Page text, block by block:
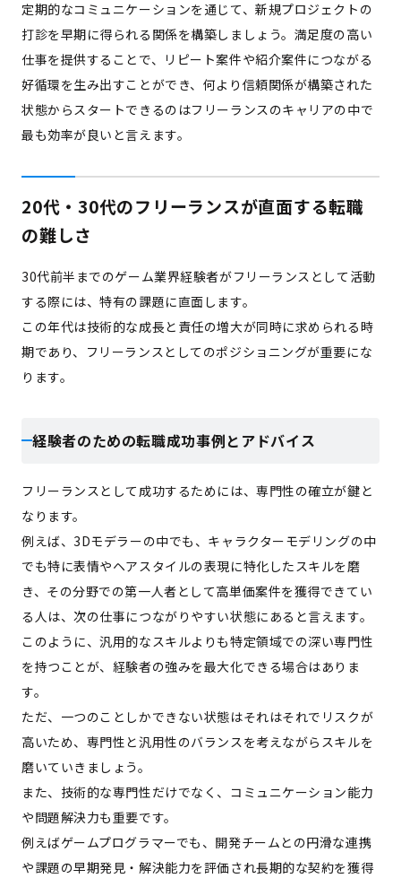
定期的なコミュニケーションを通じて、新規プロジェクトの
打診を早期に得られる関係を構築しましょう。満足度の高い
仕事を提供することで、リピート案件や紹介案件につながる
好循環を生み出すことができ、何より信頼関係が構築された
状態からスタートできるのはフリーランスのキャリアの中で
最も効率が良いと言えます。
20代・30代のフリーランスが直面する転職
の難しさ
30代前半までのゲーム業界経験者がフリーランスとして活動
する際には、特有の課題に直面します。
この年代は技術的な成長と責任の増大が同時に求められる時
期であり、フリーランスとしてのポジショニングが重要にな
ります。
経験者のための転職成功事例とアドバイス
フリーランスとして成功するためには、専門性の確立が鍵と
なります。
例えば、3Dモデラーの中でも、キャラクターモデリングの中
でも特に表情やヘアスタイルの表現に特化したスキルを磨
き、その分野での第一人者として高単価案件を獲得できてい
る人は、次の仕事につながりやすい状態にあると言えます。
このように、汎用的なスキルよりも特定領域での深い専門性
を持つことが、経験者の強みを最大化できる場合はありま
す。
ただ、一つのことしかできない状態はそれはそれでリスクが
高いため、専門性と汎用性のバランスを考えながらスキルを
磨いていきましょう。
また、技術的な専門性だけでなく、コミュニケーション能力
や問題解決力も重要です。
例えばゲームプログラマーでも、開発チームとの円滑な連携
や課題の早期発見・解決能力を評価され長期的な契約を獲得